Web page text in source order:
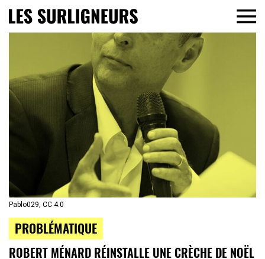
Pablo029, CC 4.0
PROBLÉMATIQUE
ROBERT MÉNARD RÉINSTALLE UNE CRÈCHE DE NOËL